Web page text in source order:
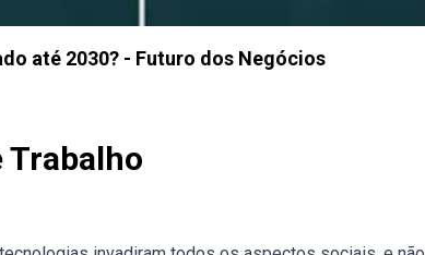
até 2030? - Futuro dos Negócios
Trabalho